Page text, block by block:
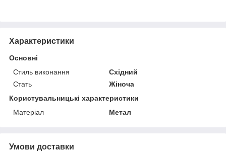
Характеристики
Основні
Стиль виконання
Східний
Стать
Жіноча
Користувальницькі характеристики
Матеріал
Метал
Умови доставки